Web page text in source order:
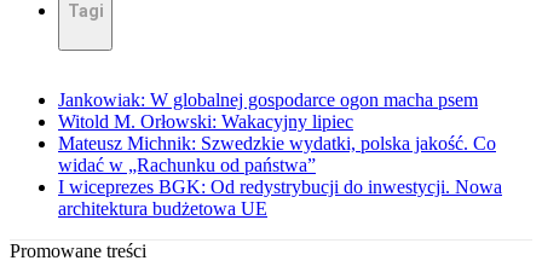
Tagi
Jankowiak: W globalnej gospodarce ogon macha psem
Witold M. Orłowski: Wakacyjny lipiec
Mateusz Michnik: Szwedzkie wydatki, polska jakość. Co
widać w „Rachunku od państwa”
I wiceprezes BGK: Od redystrybucji do inwestycji. Nowa
architektura budżetowa UE
Promowane treści